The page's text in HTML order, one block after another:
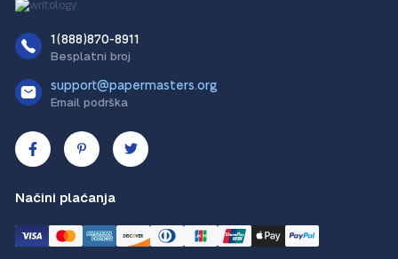
1(888)870-8911
Besplatni broj
support@papermasters.org
Email podrška
Načini plaćanja